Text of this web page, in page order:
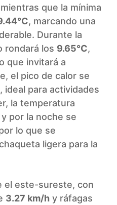
que la mínima
, marcando una
Durante la
rondará los 9.65°C,
que invitará a
el pico de calor se
, ideal para actividades
la temperatura
y por la noche se
lo que se
ligera para la
el este-sureste, con
3.27 km/h y ráfagas